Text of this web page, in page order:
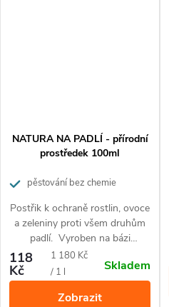
NATURA NA PADLÍ - přírodní
prostředek 100ml
pěstování bez chemie
Postřik k ochraně rostlin, ovoce
a zeleniny proti všem druhům
padlí. Vyroben na bázi
přírodních látek, šetrný k
životnímu prostředí.
118
Kč
Měrná
cena:
1 180 Kč
/ 1 l
Skladem
Zobrazit